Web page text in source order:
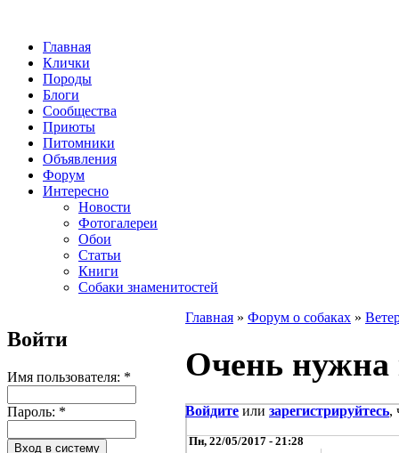
Главная
Клички
Породы
Блоги
Сообщества
Приюты
Питомники
Объявления
Форум
Интересно
Новости
Фотогалереи
Обои
Статьи
Книги
Собаки знаменитостей
Войти
Имя пользователя: *
Пароль: *
Главная » Форум о собаках »
Очень нужна
Войдите или зарегистрируйтесь,
Пн, 22/05/2017 - 21:28